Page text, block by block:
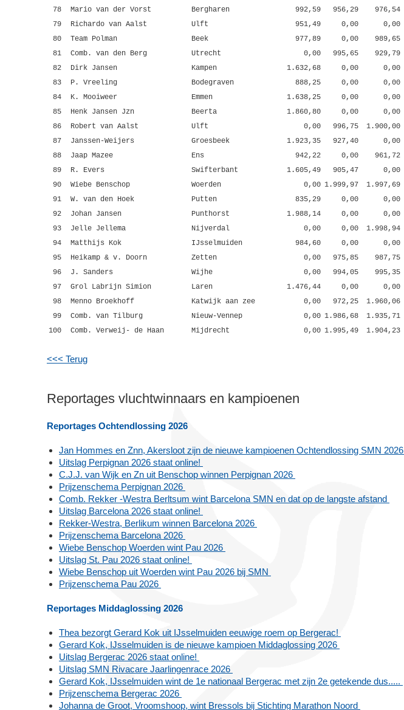
78
Mario van der Vorst Bergharen 992,59 956,29 976,54
79
Richardo van Aalst Ulft 951,49 0,00 0,00
80
Team Polman Beek 977,89 0,00 989,65
81
Comb. van den Berg Utrecht 0,00 995,65 929,79
82
Dirk Jansen Kampen 1.632,68 0,00 0,00
83
P. Vreeling Bodegraven 888,25 0,00 0,00
84
K. Mooiweer Emmen 1.638,25 0,00 0,00
85
Henk Jansen Jzn Beerta 1.860,80 0,00 0,00
86
Robert van Aalst Ulft 0,00 996,75 1.900,00
87
Janssen-Weijers Groesbeek 1.923,35 927,40 0,00
88
Jaap Mazee Ens 942,22 0,00 961,72
89
R. Evers Swifterbant 1.605,49 905,47 0,00
90
Wiebe Benschop Woerden 0,00 1.999,97 1.997,69
91
W. van den Hoek Putten 835,29 0,00 0,00
92
Johan Jansen Punthorst 1.988,14 0,00 0,00
93
Jelle Jellema Nijverdal 0,00 0,00 1.998,94
94
Matthijs Kok IJsselmuiden 984,60 0,00 0,00
95
Heikamp & v. Doorn Zetten 0,00 975,85 987,75
96
J. Sanders Wijhe 0,00 994,05 995,35
97
Grol Labrijn Simion Laren 1.476,44 0,00 0,00
98
Menno Broekhoff Katwijk aan zee 0,00 972,25 1.960,06
99
Comb. van Tilburg Nieuw-Vennep 0,00 1.986,68 1.935,71
100
Comb. Verweij- de Haan Mijdrecht 0,00 1.995,49 1.904,23
<<< Terug
Reportages vluchtwinnaars en kampioenen
Reportages Ochtendlossing 2026
Jan Hommes en Znn, Akersloot zijn de nieuwe kampioenen Ochtendlossing SMN 2026
Uitslag Perpignan 2026 staat online!
C.J.J. van Wijk en Zn uit Benschop winnen Perpignan 2026
Prijzenschema Perpignan 2026
Comb. Rekker -Westra Berltsum wint Barcelona SMN en dat op de langste afstand
Uitslag Barcelona 2026 staat online!
Rekker-Westra, Berlikum winnen Barcelona 2026
Prijzenschema Barcelona 2026
Wiebe Benschop Woerden wint Pau 2026
Uitslag St. Pau 2026 staat online!
Wiebe Benschop uit Woerden wint Pau 2026 bij SMN
Prijzenschema Pau 2026
Reportages Middaglossing 2026
Thea bezorgt Gerard Kok uit IJsselmuiden eeuwige roem op Bergerac!
Gerard Kok, IJsselmuiden is de nieuwe kampioen Middaglossing 2026
Uitslag Bergerac 2026 staat online!
Uitslag SMN Rivacare Jaarlingenrace 2026
Gerard Kok, IJsselmuiden wint de 1e nationaal Bergerac met zijn 2e getekende dus.....
Prijzenschema Bergerac 2026
Johanna de Groot, Vroomshoop, wint Bressols bij Stichting Marathon Noord